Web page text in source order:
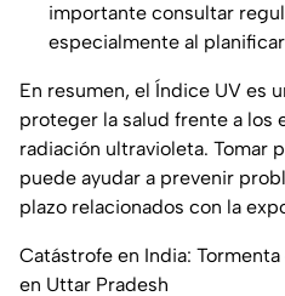
importante consultar
especialmente al
En resumen, el Índice UV es
proteger la salud frente a los
radiación ultravioleta. Tomar
puede ayudar a prevenir
plazo relacionados con la
Catástrofe en India: Tormenta
en Uttar Pradesh